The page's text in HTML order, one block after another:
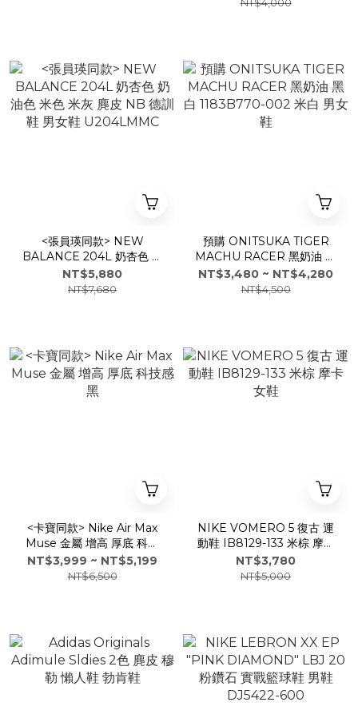
<張員瑛同款> NEW
BALANCE 204L 奶杏色 奶
油色 米色 米灰 麂皮 NB 德
訓鞋 男女鞋 U204LMMC
NT$5,880
NT$7,680
預購 ONITSUKA TIGER
MACHU RACER 黑奶油 黑
白 1183B770-002 米白 男
女鞋
NT$3,480 ~ NT$4,280
NT$4,500
<卡寶同款> Nike Air Max
Muse 金屬 增高 厚底 科技
感 黑
NT$3,999 ~ NT$5,199
NT$6,500
NIKE VOMERO 5 復古 運
動鞋 IB8129-133 米棕 摩卡
女鞋
NT$3,780
NT$5,000